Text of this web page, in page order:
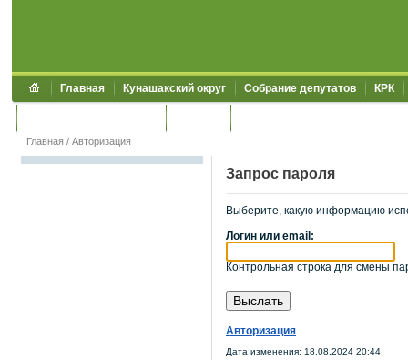
Главная Кунашакский округ Собрание депутатов КРК
Главная / Авторизация
Запрос пароля
Выберите, какую информацию
Логин или email:
Контрольная строка для смены
Авторизация
Дата изменения: 18.08.2024 20:44